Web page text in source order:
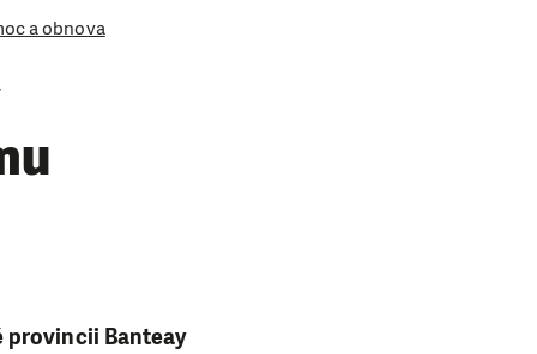
a obnova
provincii Banteay